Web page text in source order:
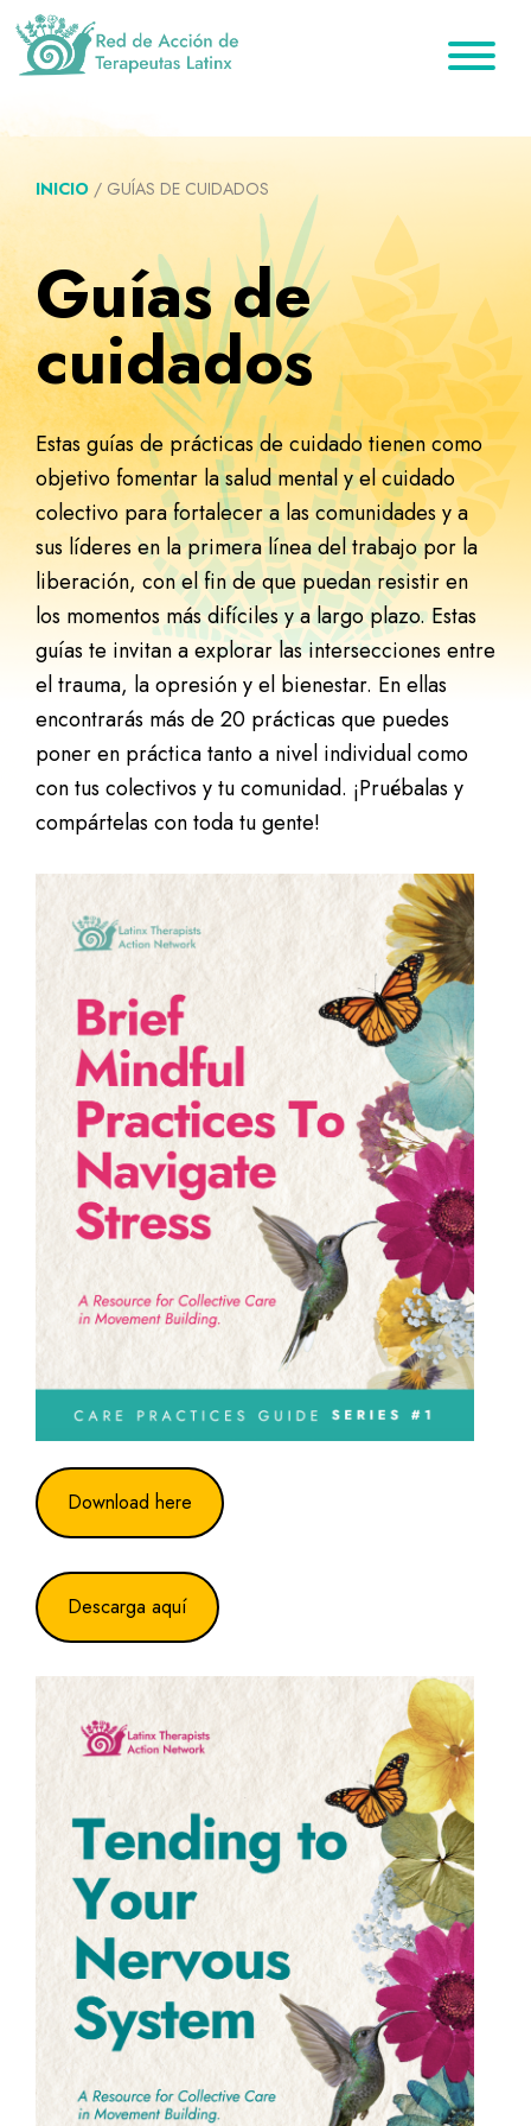
Saltar
navegación
contenido
Saltar
pie
Acción
Terapeutas
de
Latinx
INICIO / GUÍAS DE CUIDADOS
Guías de
cuidados
Estas guías de prácticas de cuidado tienen como
objetivo fomentar la salud mental y el cuidado
colectivo para fortalecer a las comunidades y a
sus líderes en la primera línea del trabajo por la
liberación, con el fin de que puedan resistir en
los momentos más difíciles y a largo plazo. Estas
guías te invitan a explorar las intersecciones entre
el trauma, la opresión y el bienestar. En ellas
encontrarás más de 20 prácticas que puedes
poner en práctica tanto a nivel individual como
con tus colectivos y tu comunidad. ¡Pruébalas y
compártelas con toda tu gente!
Download here
Descarga aquí